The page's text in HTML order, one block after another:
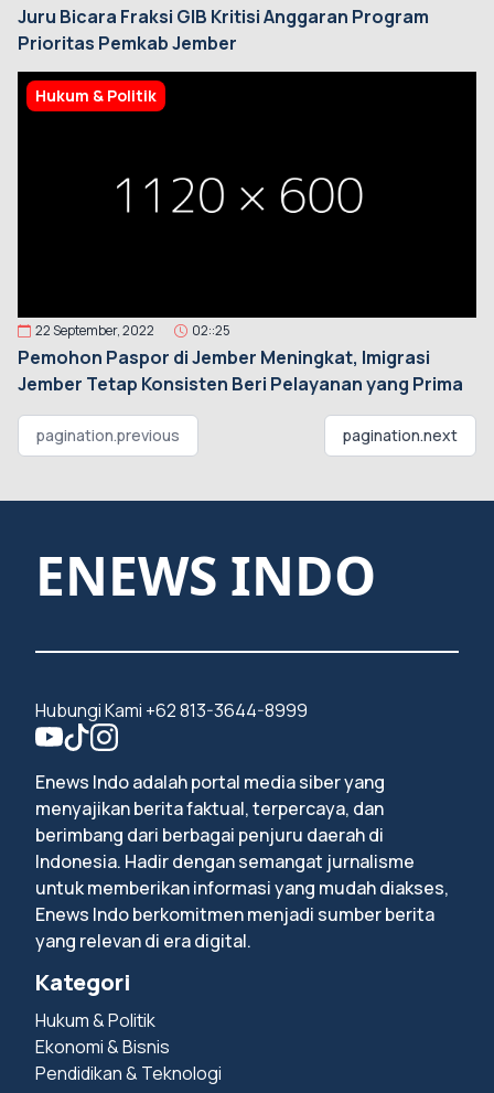
Juru Bicara Fraksi GIB Kritisi Anggaran Program
Prioritas Pemkab Jember
Hukum & Politik
22 September, 2022 02::25
Pemohon Paspor di Jember Meningkat, Imigrasi
Jember Tetap Konsisten Beri Pelayanan yang Prima
pagination.previous pagination.next
ENEWS INDO
Hubungi Kami +62 813-3644-8999
Enews Indo adalah portal media siber yang
menyajikan berita faktual, terpercaya, dan
berimbang dari berbagai penjuru daerah di
Indonesia. Hadir dengan semangat jurnalisme
untuk memberikan informasi yang mudah diakses,
Enews Indo berkomitmen menjadi sumber berita
yang relevan di era digital.
Kategori
Hukum & Politik
Ekonomi & Bisnis
Pendidikan & Teknologi